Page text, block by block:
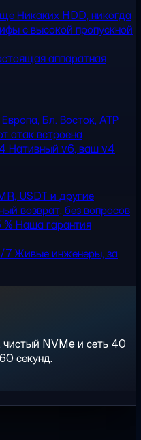
Никаких HDD, никогда
с высокой пропускной
аппаратная
Бл. Восток, АТР
атак встроена
Нативный v6, ваш v4
USDT и другие
возврат, без вопросов
% Наша гарантия
7Живые инженеры, за
NVMe и сеть 40
секунд.